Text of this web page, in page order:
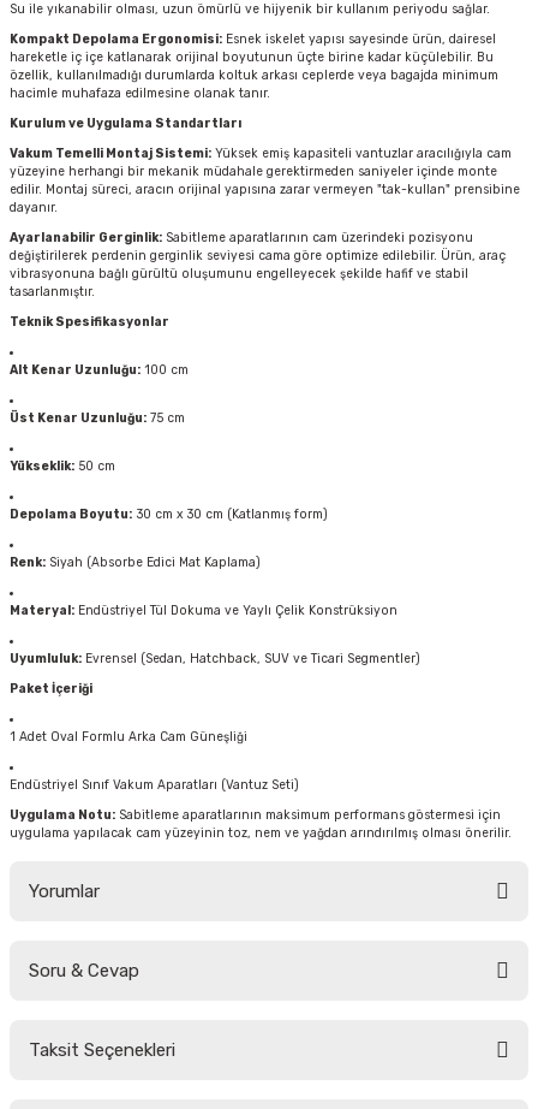
Su ile yıkanabilir olması, uzun ömürlü ve hijyenik bir kullanım periyodu sağlar.
Kompakt Depolama Ergonomisi: Esnek iskelet yapısı sayesinde ürün, dairesel
hareketle iç içe katlanarak orijinal boyutunun üçte birine kadar küçülebilir. Bu
özellik, kullanılmadığı durumlarda koltuk arkası ceplerde veya bagajda minimum
hacimle muhafaza edilmesine olanak tanır.
Kurulum ve Uygulama Standartları
Vakum Temelli Montaj Sistemi: Yüksek emiş kapasiteli vantuzlar aracılığıyla cam
yüzeyine herhangi bir mekanik müdahale gerektirmeden saniyeler içinde monte
edilir. Montaj süreci, aracın orijinal yapısına zarar vermeyen "tak-kullan" prensibine
dayanır.
Ayarlanabilir Gerginlik: Sabitleme aparatlarının cam üzerindeki pozisyonu
değiştirilerek perdenin gerginlik seviyesi cama göre optimize edilebilir. Ürün, araç
vibrasyonuna bağlı gürültü oluşumunu engelleyecek şekilde hafif ve stabil
tasarlanmıştır.
Teknik Spesifikasyonlar
Alt Kenar Uzunluğu: 100 cm
Üst Kenar Uzunluğu: 75 cm
Yükseklik: 50 cm
Depolama Boyutu: 30 cm x 30 cm (Katlanmış form)
Renk: Siyah (Absorbe Edici Mat Kaplama)
Materyal: Endüstriyel Tül Dokuma ve Yaylı Çelik Konstrüksiyon
Uyumluluk: Evrensel (Sedan, Hatchback, SUV ve Ticari Segmentler)
Paket İçeriği
1 Adet Oval Formlu Arka Cam Güneşliği
Endüstriyel Sınıf Vakum Aparatları (Vantuz Seti)
Uygulama Notu: Sabitleme aparatlarının maksimum performans göstermesi için
uygulama yapılacak cam yüzeyinin toz, nem ve yağdan arındırılmış olması önerilir.
Yorumlar
Soru & Cevap
Taksit Seçenekleri